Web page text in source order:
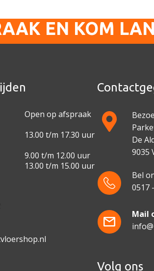
EN KOM
Open op afspraak
13.00 t/m 17.30 uur
9.00 t/m 12.00 uur
13.00 t/m 15.00 uur
De
9035
Bel
0517
Mail
Volg ons